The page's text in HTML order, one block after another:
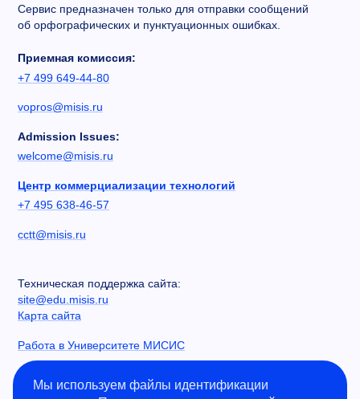
Сервис предназначен только для отправки сообщений
об орфографических и пунктуационных ошибках.
Приемная комиссия:
+7 499 649-44-80
vopros@misis.ru
Admission Issues:
welcome@misis.ru
Центр коммерциализации технологий
+7 495 638-46-57
cctt@misis.ru
Техническая поддержка сайта:
site@edu.misis.ru
Карта сайта
Работа в Университете МИСИС
Мы используем файлы идентификации